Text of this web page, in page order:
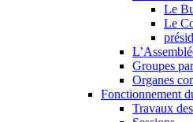
Le
Le
Groupes
Organes
Fonctionnement
Travaux